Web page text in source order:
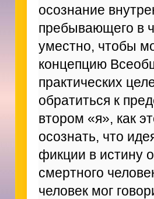
осознание
пребывающего в
уместно, чтобы
концепцию
практических
обратиться к
втором «я», как
осознать, что
фикции в истину
смертного
человек мог